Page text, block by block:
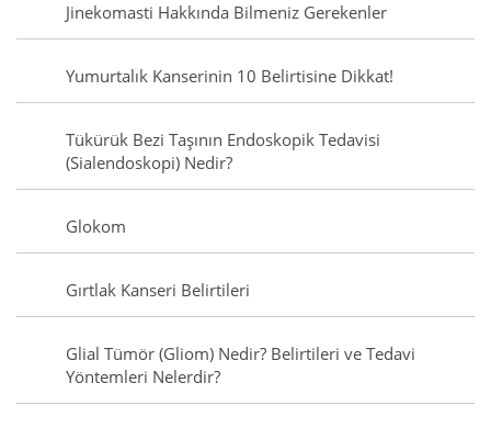
Jinekomasti Hakkında Bilmeniz Gerekenler
Yumurtalık Kanserinin 10 Belirtisine Dikkat!
Tükürük Bezi Taşının Endoskopik Tedavisi
(Sialendoskopi) Nedir?
Glokom
Gırtlak Kanseri Belirtileri
Glial Tümör (Gliom) Nedir? Belirtileri ve Tedavi
Yöntemleri Nelerdir?